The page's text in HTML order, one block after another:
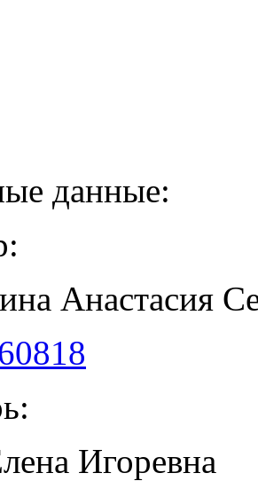
данные:
Анастасия
Игоревна